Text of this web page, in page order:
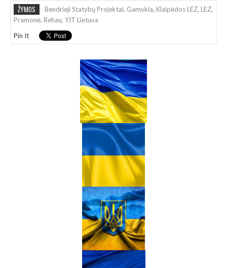
ŽYMOS Bendrieji Statybų Projektai, Gamykla, Klaipėdos LEZ, LEZ,
Pramonė, Rehau, YIT Lietuva
Pin It